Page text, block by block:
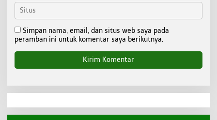
Simpan nama, email, dan situs web saya pada
peramban ini untuk komentar saya berikutnya.